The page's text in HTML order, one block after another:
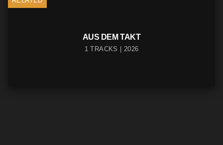
AUS DEM TAKT
1 TRACKS | 2026